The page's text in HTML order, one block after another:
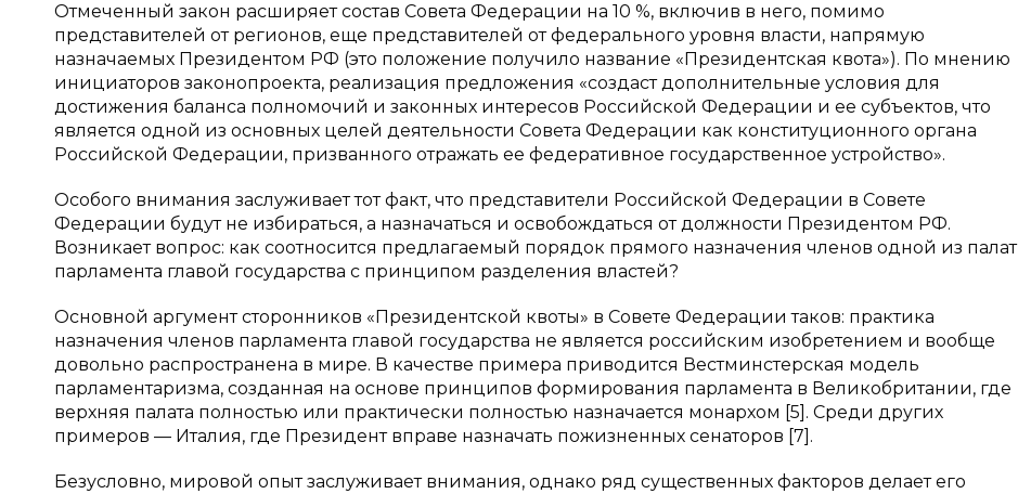
Отмеченный закон расширяет состав Совета Федерации на 10 %, включив в него, помимо
представителей от регионов, еще представителей от федерального уровня власти, напрямую
назначаемых Президентом РФ (это положение получило название «Президентская квота»). По мнению
инициаторов законопроекта, реализация предложения «создаст дополнительные условия для
достижения баланса полномочий и законных интересов Российской Федерации и ее субъектов, что
является одной из основных целей деятельности Совета Федерации как конституционного органа
Российской Федерации, призванного отражать ее федеративное государственное устройство».
Особого внимания заслуживает тот факт, что представители Российской Федерации в Совете
Федерации будут не избираться, а назначаться и освобождаться от должности Президентом РФ.
Возникает вопрос: как соотносится предлагаемый порядок прямого назначения членов одной из палат
парламента главой государства с принципом разделения властей?
Основной аргумент сторонников «Президентской квоты» в Совете Федерации таков: практика
назначения членов парламента главой государства не является российским изобретением и вообще
довольно распространена в мире. В качестве примера приводится Вестминстерская модель
парламентаризма, созданная на основе принципов формирования парламента в Великобритании, где
верхняя палата полностью или практически полностью назначается монархом [5]. Среди других
примеров — Италия, где Президент вправе назначать пожизненных сенаторов [7].
Безусловно, мировой опыт заслуживает внимания, однако ряд существенных факторов делает его